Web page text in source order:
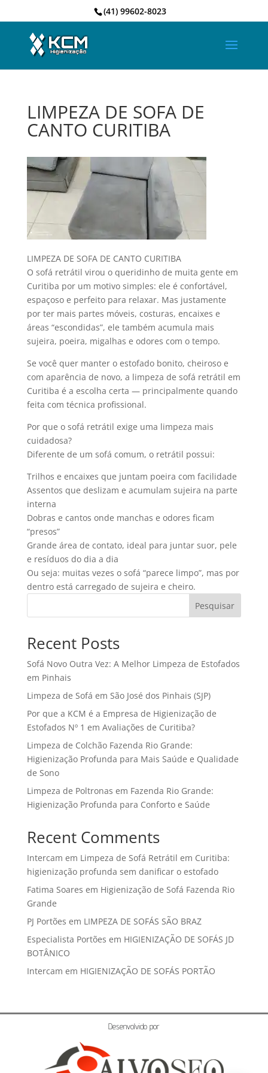
(41) 99602-8023
LIMPEZA DE SOFA DE
CANTO CURITIBA
LIMPEZA DE SOFA DE CANTO CURITIBA
O sofá retrátil virou o queridinho de muita gente em
Curitiba por um motivo simples: ele é confortável,
espaçoso e perfeito para relaxar. Mas justamente
por ter mais partes móveis, costuras, encaixes e
áreas “escondidas”, ele também acumula mais
sujeira, poeira, migalhas e odores com o tempo.
Se você quer manter o estofado bonito, cheiroso e
com aparência de novo, a limpeza de sofá retrátil em
Curitiba é a escolha certa — principalmente quando
feita com técnica profissional.
Por que o sofá retrátil exige uma limpeza mais
cuidadosa?
Diferente de um sofá comum, o retrátil possui:
Trilhos e encaixes que juntam poeira com facilidade
Assentos que deslizam e acumulam sujeira na parte
interna
Dobras e cantos onde manchas e odores ficam
“presos”
Grande área de contato, ideal para juntar suor, pele
e resíduos do dia a dia
Ou seja: muitas vezes o sofá “parece limpo”, mas por
dentro está carregado de sujeira e cheiro.
Pesquisar
Recent Posts
Sofá Novo Outra Vez: A Melhor Limpeza de Estofados
em Pinhais
Limpeza de Sofá em São José dos Pinhais (SJP)
Por que a KCM é a Empresa de Higienização de
Estofados Nº 1 em Avaliações de Curitiba?
Limpeza de Colchão Fazenda Rio Grande:
Higienização Profunda para Mais Saúde e Qualidade
de Sono
Limpeza de Poltronas em Fazenda Rio Grande:
Higienização Profunda para Conforto e Saúde
Recent Comments
Intercam em Limpeza de Sofá Retrátil em Curitiba:
higienização profunda sem danificar o estofado
Fatima Soares em Higienização de Sofá Fazenda Rio
Grande
PJ Portões em LIMPEZA DE SOFÁS SÃO BRAZ
Especialista Portões em HIGIENIZAÇÃO DE SOFÁS JD
BOTÂNICO
Intercam em HIGIENIZAÇÃO DE SOFÁS PORTÃO
Desenvolvido por